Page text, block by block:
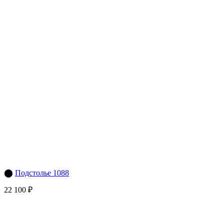
⬤ Подстолье 1088
22 100 ₽